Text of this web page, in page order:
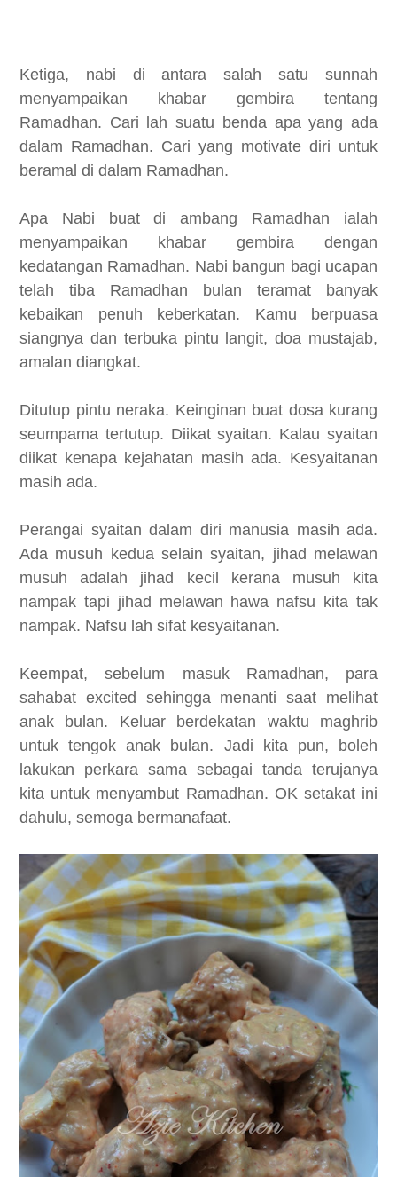
Ketiga, nabi di antara salah satu sunnah
menyampaikan khabar gembira tentang
Ramadhan. Cari lah suatu benda apa yang ada
dalam Ramadhan. Cari yang motivate diri untuk
beramal di dalam Ramadhan.
Apa Nabi buat di ambang Ramadhan ialah
menyampaikan khabar gembira dengan
kedatangan Ramadhan. Nabi bangun bagi ucapan
telah tiba Ramadhan bulan teramat banyak
kebaikan penuh keberkatan. Kamu berpuasa
siangnya dan terbuka pintu langit, doa mustajab,
amalan diangkat.
Ditutup pintu neraka. Keinginan buat dosa kurang
seumpama tertutup. Diikat syaitan. Kalau syaitan
diikat kenapa kejahatan masih ada. Kesyaitanan
masih ada.
Perangai syaitan dalam diri manusia masih ada.
Ada musuh kedua selain syaitan, jihad melawan
musuh adalah jihad kecil kerana musuh kita
nampak tapi jihad melawan hawa nafsu kita tak
nampak. Nafsu lah sifat kesyaitanan.
Keempat, sebelum masuk Ramadhan, para
sahabat excited sehingga menanti saat melihat
anak bulan. Keluar berdekatan waktu maghrib
untuk tengok anak bulan. Jadi kita pun, boleh
lakukan perkara sama sebagai tanda terujanya
kita untuk menyambut Ramadhan. OK setakat ini
dahulu, semoga bermanafaat.